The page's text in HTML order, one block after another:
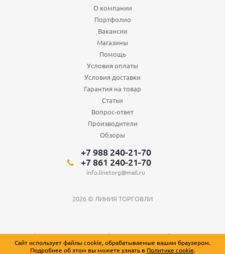
О компании
Портфолио
Вакансии
Магазины
Помощь
Условия оплаты
Условия доставки
Гарантия на товар
Статьи
Вопрос-ответ
Производители
Обзоры
+7 988 240-21-70
+7 861 240-21-70
info.linetorg@mail.ru
2026 © ЛИНИЯ ТОРГОВЛИ
Вся информация о товарах на сайте носит справочный характер и не
является публичной офертой, определяемой положениями Статьи 437
Сайт использует файлы cookie, обрабатываемые вашим браузером.
Подробнее об этом вы можете узнать в Политике cookie.